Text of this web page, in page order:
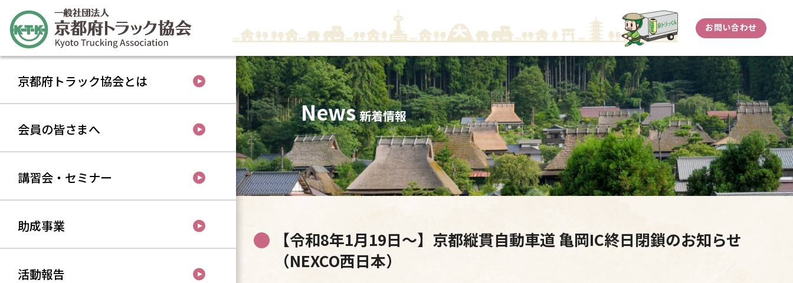
お問い合わせ
京都府トラック協会とは
会員の皆さまへ
講習会・セミナー
助成事業
活動報告
News 新着情報
【令和8年1月19日～】京都縦貫自動車道 亀岡IC終日閉鎖のお知らせ
（NEXCO西日本）